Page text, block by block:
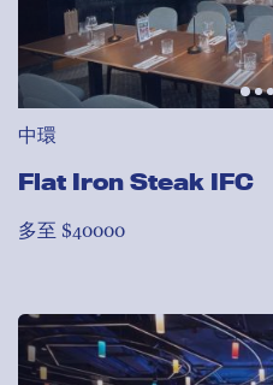
中環
Flat Iron Steak IFC
多至 $40000